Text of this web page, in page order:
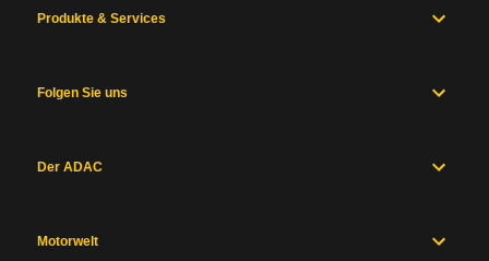
Produkte & Services
Folgen Sie uns
Der ADAC
Motorwelt